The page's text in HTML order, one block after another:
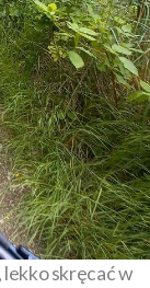
lekko skręcać w